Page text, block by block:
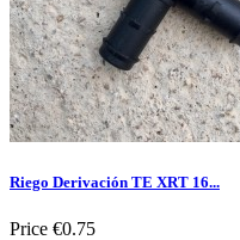
Riego Derivación TE XRT 16...
Price €0.75